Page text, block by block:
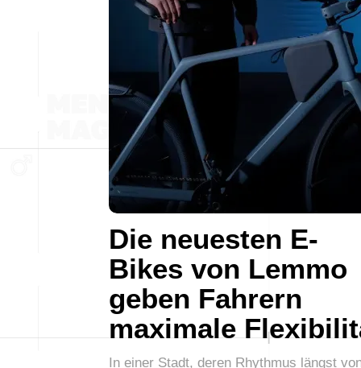
Die neuesten E-
Bikes von Lemmo
geben Fahrern
maximale
In einer Stadt, deren Rhythmus längst